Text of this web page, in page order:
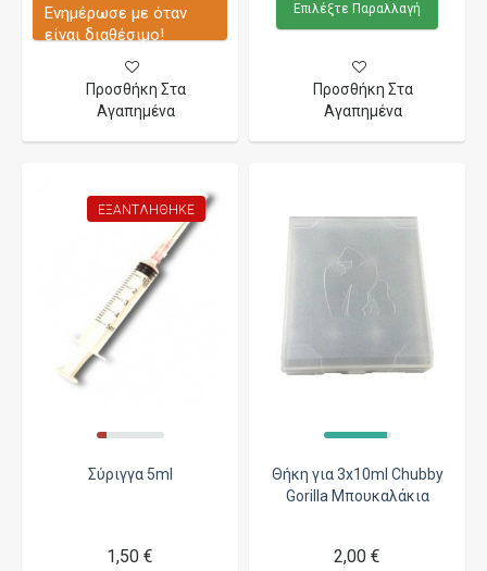
Ενημέρωσε με όταν
είναι διαθέσιμο!
Προσθήκη Στα
Αγαπημένα
Επιλέξτε Παραλλαγή
Προσθήκη Στα
Αγαπημένα
ΕΞΑΝΤΛΉΘΗΚΕ
Σύριγγα 5ml
1,50 €
Θήκη για 3x10ml Chubby
Gorilla Μπουκαλάκια
2,00 €